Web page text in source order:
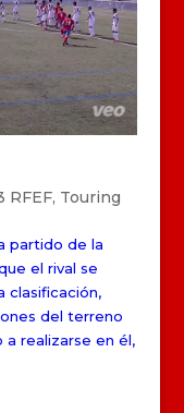
RFEF, Touring
partido de la
el rival se
clasificación,
del terreno
realizarse en él,